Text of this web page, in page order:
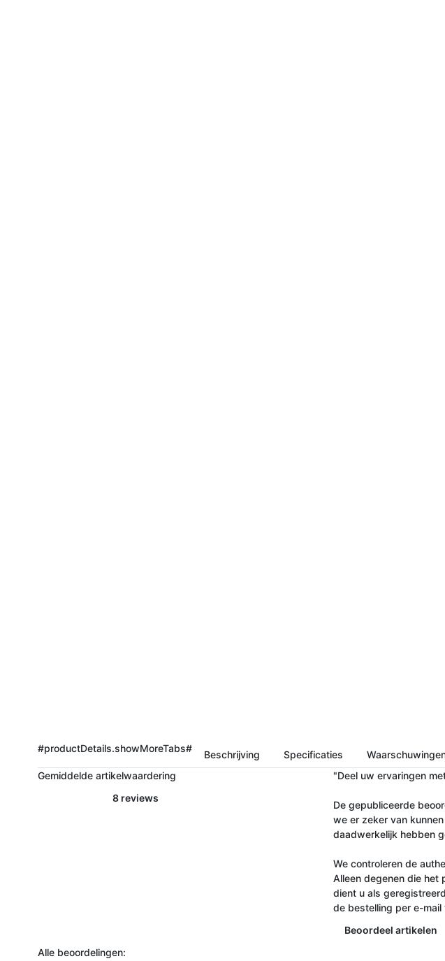
#productDetails.showMoreTabs#
Beschrijving Specificaties
Gemiddelde artikelwaardering
8 reviews
"Deel uw ervaringen
De gepubliceerde
we er zeker van
daadwerkelijk hebben
We controleren de
Alleen degenen die het
dient u als
de bestelling per e-
Beoordeel artikelen
Alle beoordelingen: